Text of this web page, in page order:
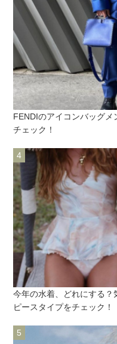
FENDIのアイコンバッグ
チェック！
今年の水着、どれにする
ピースタイプをチェック！